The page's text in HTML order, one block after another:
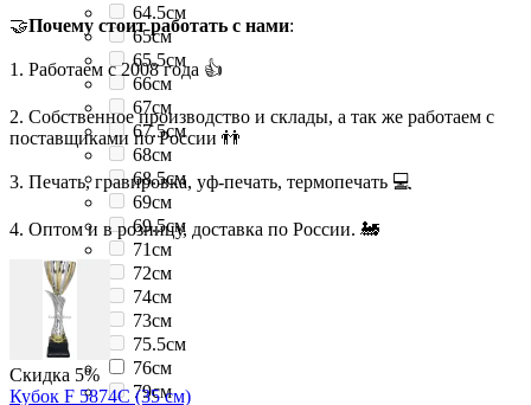
64.5см
65см
65.5см
66см
67см
67.5см
68см
68.5см
69см
69.5см
71см
72см
74см
73см
75.5см
76см
79см
🤝Почему стоит работать с нами:
1. Работаем с 2008 года 👍
2. Собственное производство и склады, а так же работаем с
поставщиками по России 👬
3. Печать, гравировка, уф-печать, термопечать 💻
4. Оптом и в розницу, доставка по России. 🚂
Скидка 5%
Кубок F 5874C (35 см)